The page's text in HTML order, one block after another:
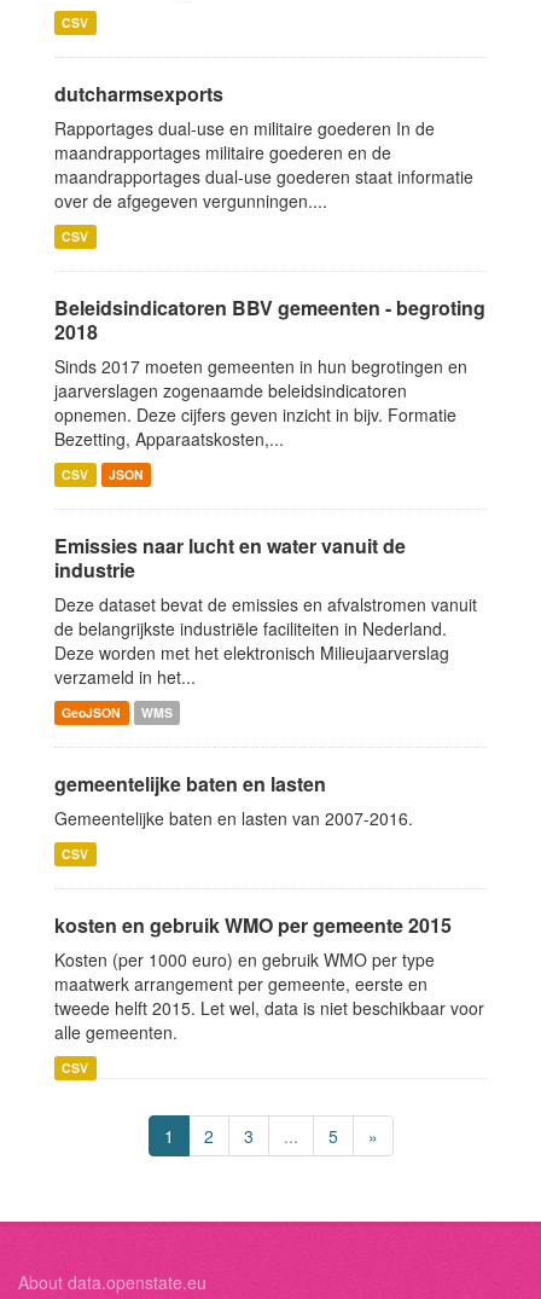
CSV
dutcharmsexports
Rapportages dual-use en militaire goederen In de
maandrapportages militaire goederen en de
maandrapportages dual-use goederen staat informatie
over de afgegeven vergunningen....
CSV
Beleidsindicatoren BBV gemeenten - begroting
2018
Sinds 2017 moeten gemeenten in hun begrotingen en
jaarverslagen zogenaamde beleidsindicatoren
opnemen. Deze cijfers geven inzicht in bijv. Formatie
Bezetting, Apparaatskosten,...
CSV JSON
Emissies naar lucht en water vanuit de
industrie
Deze dataset bevat de emissies en afvalstromen vanuit
de belangrijkste industriële faciliteiten in Nederland.
Deze worden met het elektronisch Milieujaarverslag
verzameld in het...
GeoJSON WMS
gemeentelijke baten en lasten
Gemeentelijke baten en lasten van 2007-2016.
CSV
kosten en gebruik WMO per gemeente 2015
Kosten (per 1000 euro) en gebruik WMO per type
maatwerk arrangement per gemeente, eerste en
tweede helft 2015. Let wel, data is niet beschikbaar voor
alle gemeenten.
CSV
1 2 3 ... 5 »
About data.openstate.eu